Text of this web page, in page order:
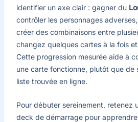
identifier un axe clair : gagner du
contrôler les personnages
créer des combinaisons entre
changez quelques cartes à la fois
Cette progression mesurée aide à
une carte fonctionne, plutôt que de
liste trouvée en ligne.
Pour débuter sereinement, retenez
deck de démarrage pour